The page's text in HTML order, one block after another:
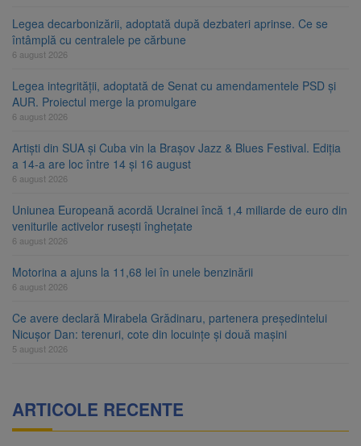
Legea decarbonizării, adoptată după dezbateri aprinse. Ce se
întâmplă cu centralele pe cărbune
6 august 2026
Legea integrității, adoptată de Senat cu amendamentele PSD și
AUR. Proiectul merge la promulgare
6 august 2026
Artiști din SUA și Cuba vin la Brașov Jazz & Blues Festival. Ediția
a 14-a are loc între 14 și 16 august
6 august 2026
Uniunea Europeană acordă Ucrainei încă 1,4 miliarde de euro din
veniturile activelor rusești înghețate
6 august 2026
Motorina a ajuns la 11,68 lei în unele benzinării
6 august 2026
Ce avere declară Mirabela Grădinaru, partenera președintelui
Nicușor Dan: terenuri, cote din locuințe și două mașini
5 august 2026
ARTICOLE RECENTE